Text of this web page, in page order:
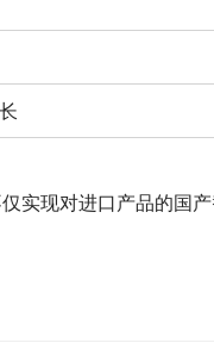
现对进口产品的国产